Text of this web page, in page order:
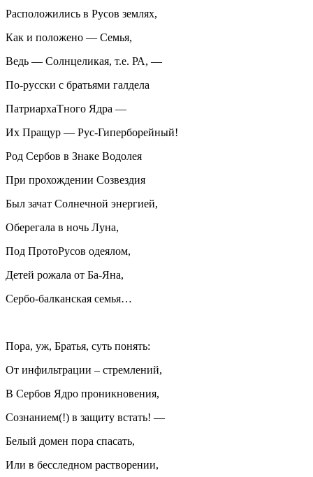
Расположились в Русов землях,
Как и положено — Семья,
Ведь — Солнцеликая, т.е. РА, —
По-русски с братьями галдела
ПатриархаТного Ядра —
Их Пращур — Рус-Гиперборейный!
Род Сербов в Знаке Водолея
При прохождении Созвездия
Был зачат Солнечной энергией,
Оберегала в ночь Луна,
Под ПротоРусов одеялом,
Детей рожала от Ба-Яна,
Сербо-балканская семья…
Пора, уж, Братья, суть понять:
От инфильтрации – стремлений,
В Сербов Ядро проникновения,
Сознанием(!) в защиту встать! —
Белый домен пора спасать,
Или в бесследном растворении,